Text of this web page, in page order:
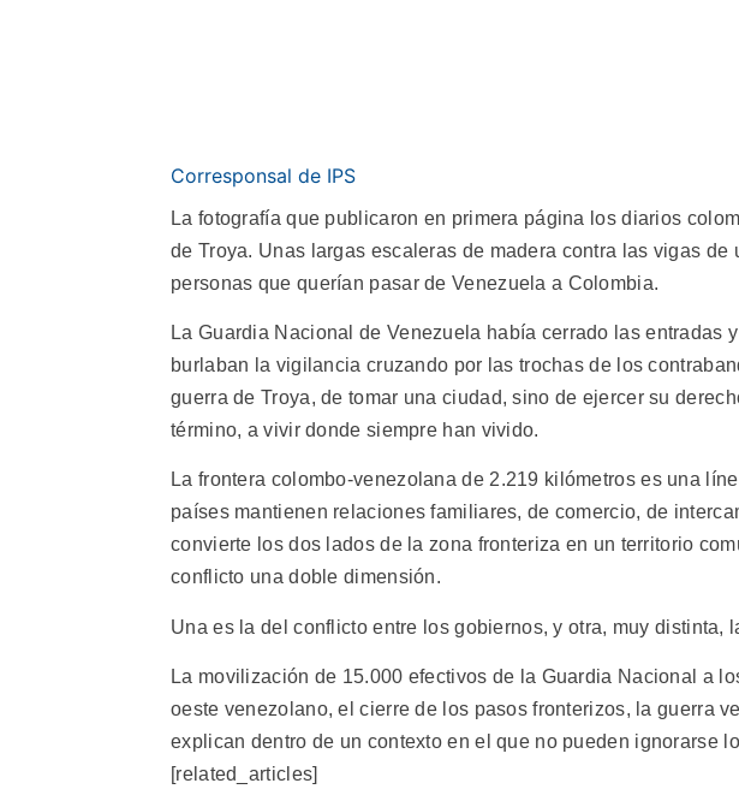
Corresponsal de IPS
La fotografía que publicaron en primera página los diarios
de Troya. Unas largas escaleras de madera contra las vigas
personas que querían pasar de Venezuela a Colombia.
La Guardia Nacional de Venezuela había cerrado las entradas
burlaban la vigilancia cruzando por las trochas de los
guerra de Troya, de tomar una ciudad, sino de ejercer su
término, a vivir donde siempre han vivido.
La frontera colombo-venezolana de 2.219 kilómetros es una
países mantienen relaciones familiares, de comercio, de
convierte los dos lados de la zona fronteriza en un territorio
conflicto una doble dimensión.
Una es la del conflicto entre los gobiernos, y otra, muy distinta,
La movilización de 15.000 efectivos de la Guardia Nacional a
oeste venezolano, el cierre de los pasos fronterizos, la guerra
explican dentro de un contexto en el que no pueden ignorarse
[related_articles]